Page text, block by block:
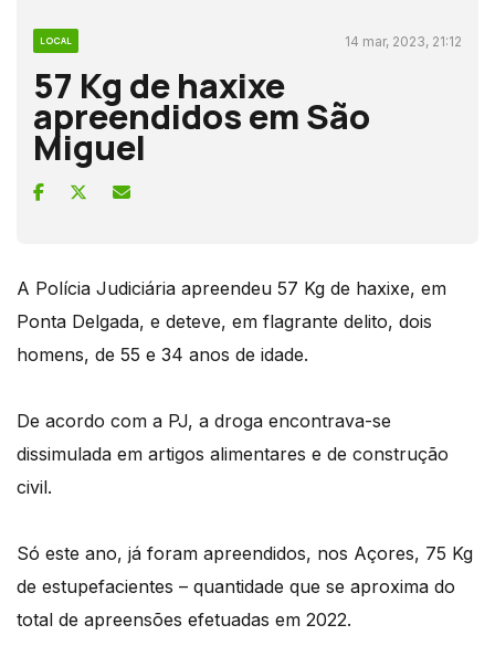
LOCAL 14 mar, 2023, 21:12
57 Kg de haxixe
apreendidos em São
Miguel
A Polícia Judiciária apreendeu 57 Kg de haxixe, em
Ponta Delgada, e deteve, em flagrante delito, dois
homens, de 55 e 34 anos de idade.
De acordo com a PJ, a droga encontrava-se
dissimulada em artigos alimentares e de construção
civil.
Só este ano, já foram apreendidos, nos Açores, 75 Kg
de estupefacientes – quantidade que se aproxima do
total de apreensões efetuadas em 2022.